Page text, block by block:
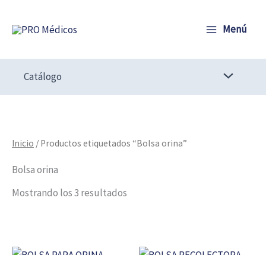
Menú
Catálogo
Inicio / Productos etiquetados “Bolsa orina”
Bolsa orina
Mostrando los 3 resultados